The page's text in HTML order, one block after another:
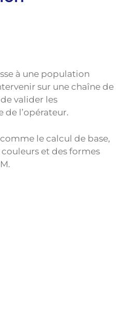
à une population
sur une chaîne de
valider les
de l’opérateur.
le calcul de base,
et des formes